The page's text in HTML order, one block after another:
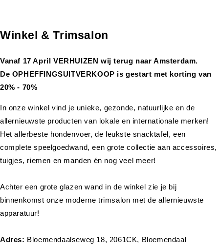
Winkel & Trimsalon
Vanaf 17 April VERHUIZEN wij terug naar Amsterdam.
De OPHEFFINGSUITVERKOOP is gestart met korting van
20% - 70%
In onze winkel vind je unieke, gezonde, natuurlijke en de
allernieuwste producten van lokale en internationale merken!
Het allerbeste hondenvoer, de leukste snacktafel, een
complete speelgoedwand, een grote collectie aan accessoires,
tuigjes, riemen en manden én nog veel meer!
Achter een grote glazen wand in de winkel zie je bij
binnenkomst onze moderne trimsalon met de allernieuwste
apparatuur!
Adres: Bloemendaalseweg 18, 2061CK, Bloemendaal